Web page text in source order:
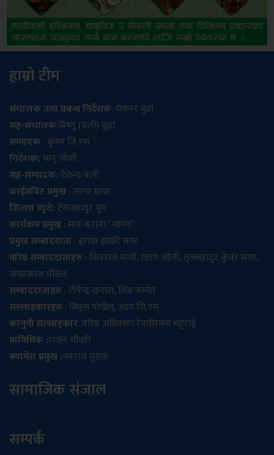
हाम्रो टीम
संचालक तथा प्रबन्ध निर्देशक: मेगमन बुढा
सह-संचालक:विष्णु (वली) बुढा
सम्पादक: कृष्ण जि.एम
निर्देशक:भानु जोशी
सह-सम्पादक:टेकेन्द्र वली
क्राईमबिट प्रमुख: सागर थापा
जिल्ला ब्युरो: टेकबहादुर पुन
कार्यक्रम प्रमुख: मान ब.राना ‘ मानव’
प्रमुख सम्बाददाता: इराधा झाक्री मगर
वरिष्ठ सम्बाददाताहरु: शिवराज पन्थी, खडग ओली, तुलबहादुर कुँवर मगर,
जयप्रकाश पौडेल
सम्बाददाताहरु: टोपेन्द्र खनाल, शिव बस्नेत
सल्लाहकारहरु: बिपुल पोख्रेल, उदय जि.एम
कानुनी सल्लाहकार: वरिष्ठ अधिवक्ता रेवतीरमण भट्टराई
प्राविधिक :राजन चौधरी
क्यामेरा प्रमुख :नवराज गुरुङ
सामाजिक संजाल
सम्पर्क